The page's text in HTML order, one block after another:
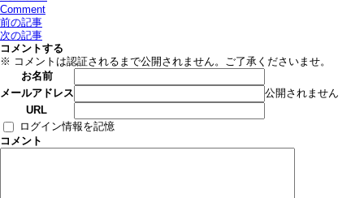
Comment
前の記事
次の記事
コメントする
※ コメントは認証されるまで公開されません。ご了承くださいませ。
お名前
メールアドレス
公開されません
URL
ログイン情報を記憶
コメント